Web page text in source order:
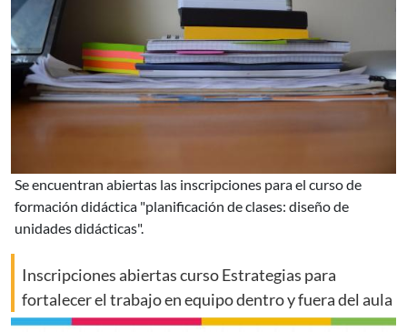
se encuentran abiertas las inscripciones para el curso de
formación didáctica "planificación de clases: diseño de
unidades didácticas".
Inscripciones abiertas curso Estrategias para
fortalecer el trabajo en equipo dentro y fuera del aula